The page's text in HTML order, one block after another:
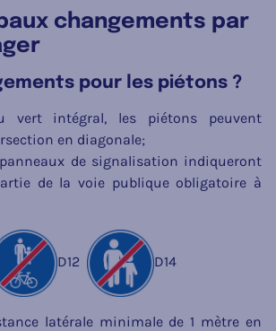
changements par
pour les piétons ?
vert intégral, les piétons peuvent
en diagonale;
de signalisation indiqueront
de la voie publique obligatoire à
D12 D14
latérale minimale de 1 mètre en